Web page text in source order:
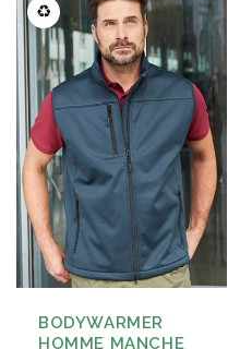
♻️
BODYWARMER
HOMME MANCHE